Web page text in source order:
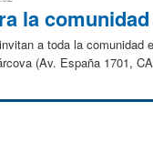
la
a toda la
(Av. España 1701,